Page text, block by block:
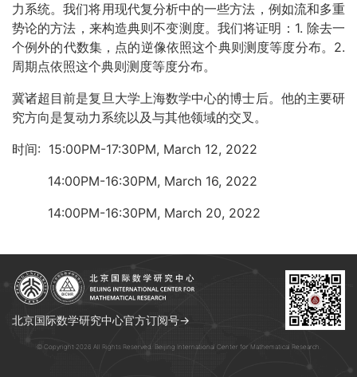
力系统。我们将用现代复分析中的一些方法，例如流和多重
势论的方法，来构造典则不变测度。我们将证明：1. 除去一
个例外的代数集，点的逆像依照这个典则测度等度分布。2.
周期点依照这个典则测度等度分布。
冀诸超目前是复旦大学上海数学中心的博士后。他的主要研
究方向是复动力系统以及与其他领域的交叉。
时间: 15:00PM-17:30PM, March 12, 2022
14:00PM-16:30PM, March 16, 2022
14:00PM-16:30PM, March 20, 2022
北京国际数学研究中心官方订阅号→
© Copyright 2026 All Rights Reserved. Beijing International Center for Mathematical Research.